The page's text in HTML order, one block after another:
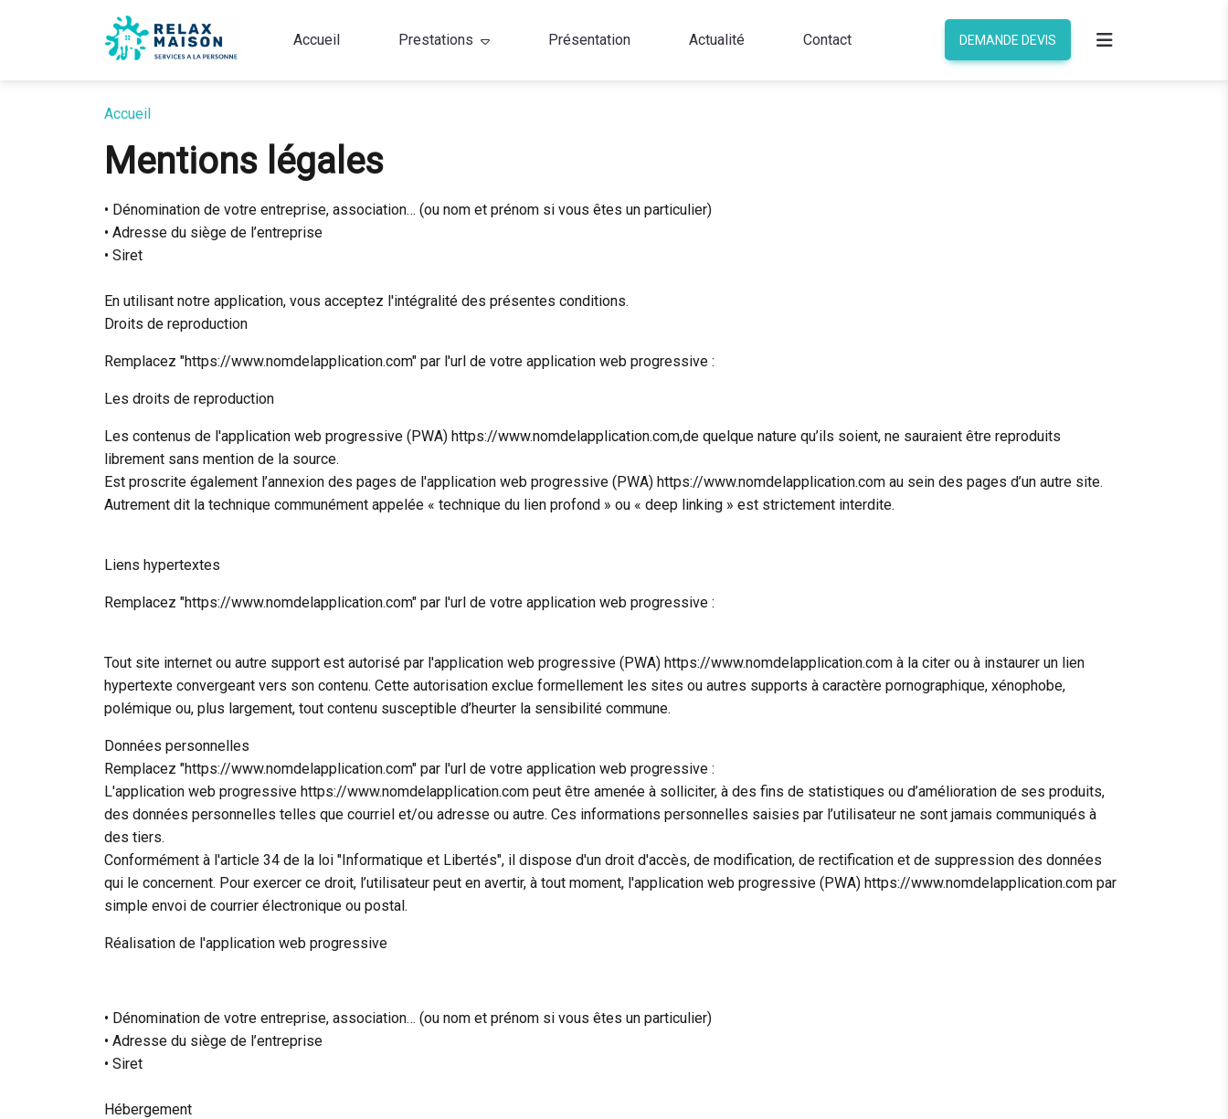
Accueil Prestations Présentation Actualité Contact DEMANDE DEVIS
Accueil
Mentions légales
• Dénomination de votre entreprise, association… (ou nom et prénom si vous êtes un particulier)
• Adresse du siège de l’entreprise
• Siret
En utilisant notre application, vous acceptez l'intégralité des présentes conditions.
Droits de reproduction
Remplacez "https://www.nomdelapplication.com" par l'url de votre application web progressive :
Les droits de reproduction
Les contenus de l'application web progressive (PWA) https://www.nomdelapplication.com,de quelque nature qu’ils soient, ne sauraient être reproduits
librement sans mention de la source.
Est proscrite également l’annexion des pages de l'application web progressive (PWA) https://www.nomdelapplication.com au sein des pages d’un autre site.
Autrement dit la technique communément appelée « technique du lien profond » ou « deep linking » est strictement interdite.
Liens hypertextes
Remplacez "https://www.nomdelapplication.com" par l'url de votre application web progressive :
Tout site internet ou autre support est autorisé par l'application web progressive (PWA) https://www.nomdelapplication.com à la citer ou à instaurer un lien
hypertexte convergeant vers son contenu. Cette autorisation exclue formellement les sites ou autres supports à caractère pornographique, xénophobe,
polémique ou, plus largement, tout contenu susceptible d’heurter la sensibilité commune.
Données personnelles
Remplacez "https://www.nomdelapplication.com" par l'url de votre application web progressive :
L'application web progressive https://www.nomdelapplication.com peut être amenée à solliciter, à des fins de statistiques ou d’amélioration de ses produits,
des données personnelles telles que courriel et/ou adresse ou autre. Ces informations personnelles saisies par l’utilisateur ne sont jamais communiqués à
des tiers.
Conformément à l'article 34 de la loi "Informatique et Libertés", il dispose d'un droit d'accès, de modification, de rectification et de suppression des données
qui le concernent. Pour exercer ce droit, l’utilisateur peut en avertir, à tout moment, l'application web progressive (PWA) https://www.nomdelapplication.com par
simple envoi de courrier électronique ou postal.
Réalisation de l'application web progressive
• Dénomination de votre entreprise, association… (ou nom et prénom si vous êtes un particulier)
• Adresse du siège de l’entreprise
• Siret
Hébergement